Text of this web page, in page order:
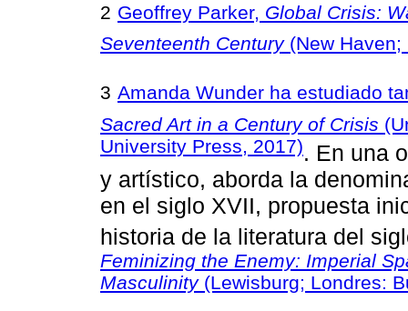
2 Geoffrey Parker, Global Crisis:
Seventeenth Century(New Haven;
3 Amanda Wunder ha estudiado
Sacred Art in a Century of Crisis
University Press, 2017). En una
y artístico, aborda la
en el siglo XVII, propuesta
historia de la literatura del
Feminizing the Enemy: Imperial
Masculinity(Lewisburg; Londres: